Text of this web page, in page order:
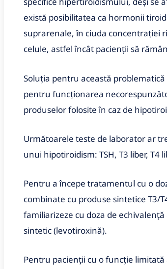
există posibilitatea ca hormonii
suprarenale, în ciuda concentraţiei
celule, astfel încât pacienţii să
Soluţia pentru această
pentru funcţionarea
produselor folosite în caz de
Următoarele teste de laborator ar
unui hipotiroidism: TSH, T3 liber, T4
Pentru a începe tratamentul cu o
combinate cu produse sintetice T3/
familiarizeze cu doza de
sintetic (levotiroxină).
Pentru pacienţii cu o funcţie